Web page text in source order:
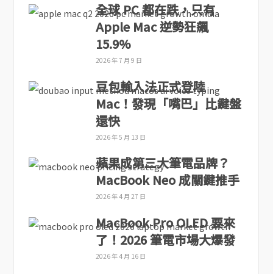
全球 PC 都在跌，只有
Apple Mac 逆勢狂飆
15.9%
2026 年 7 月 9 日
豆包輸入法正式登陸
Mac！發現「嘴巴」比鍵盤
還快
2026 年 5 月 13 日
蘋果成第三大筆電品牌？
MacBook Neo 成關鍵推手
2026 年 4 月 27 日
MacBook Pro OLED 要來
了！2026 筆電市場大爆發
2026 年 4 月 16 日